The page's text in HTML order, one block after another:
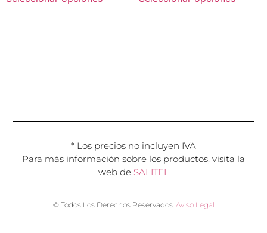
* Los precios no incluyen IVA
Para más información sobre los productos, visita la
web de SALITEL
© Todos Los Derechos Reservados. Aviso Legal